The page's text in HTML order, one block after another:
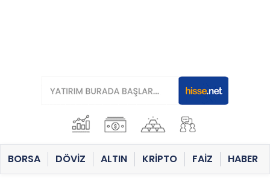
BORSA DÖVİZ ALTIN KRİPTO FAİZ HABER